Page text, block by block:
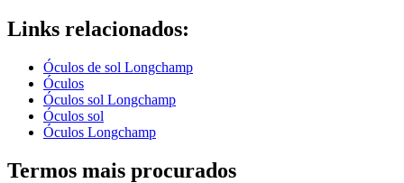
Links relacionados:
Óculos de sol Longchamp
Óculos
Óculos sol Longchamp
Óculos sol
Óculos Longchamp
Termos mais procurados